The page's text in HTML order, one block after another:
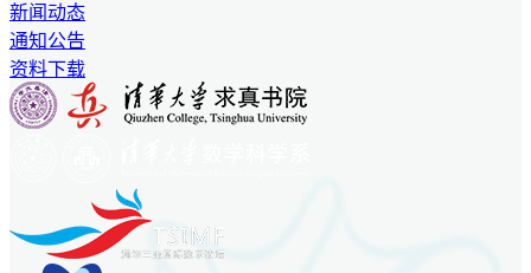
新闻动态
通知公告
资料下载